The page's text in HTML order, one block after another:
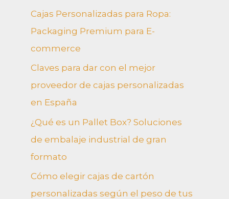
Cajas Personalizadas para Ropa:
Packaging Premium para E-
commerce
Claves para dar con el mejor
proveedor de cajas personalizadas
en España
¿Qué es un Pallet Box? Soluciones
de embalaje industrial de gran
formato
Cómo elegir cajas de cartón
personalizadas según el peso de tus